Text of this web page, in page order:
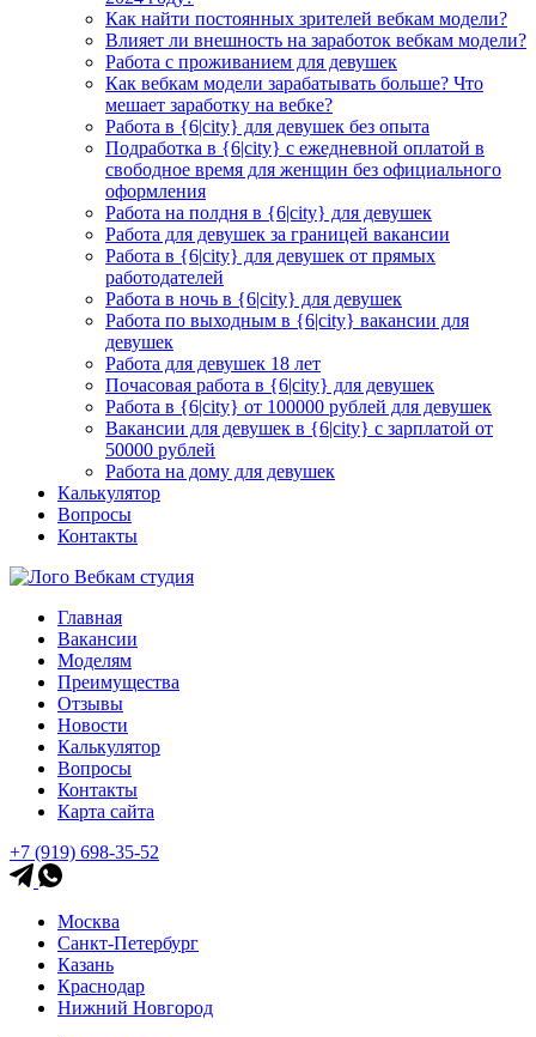
Как найти постоянных зрителей вебкам модели?
Влияет ли внешность на заработок вебкам модели?
Работа с проживанием для девушек
Как вебкам модели зарабатывать больше? Что
мешает заработку на вебке?
Работа в {6|city} для девушек без опыта
Подработка в {6|city} с ежедневной оплатой в
свободное время для женщин без официального
оформления
Работа на полдня в {6|city} для девушек
Работа для девушек за границей вакансии
Работа в {6|city} для девушек от прямых
работодателей
Работа в ночь в {6|city} для девушек
Работа по выходным в {6|city} вакансии для
девушек
Работа для девушек 18 лет
Почасовая работа в {6|city} для девушек
Работа в {6|city} от 100000 рублей для девушек
Вакансии для девушек в {6|city} с зарплатой от
50000 рублей
Работа на дому для девушек
Калькулятор
Вопросы
Контакты
Вебкам студия
Главная
Вакансии
Моделям
Преимущества
Отзывы
Новости
Калькулятор
Вопросы
Контакты
Карта сайта
+7 (919) 698-35-52
Москва
Санкт-Петербург
Казань
Краснодар
Нижний Новгород